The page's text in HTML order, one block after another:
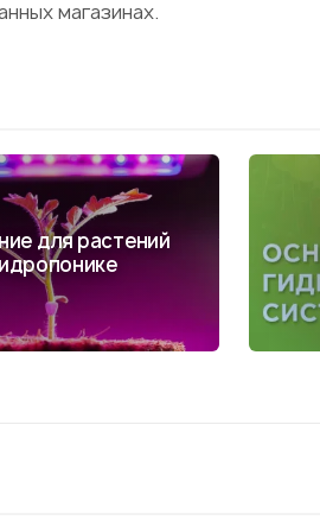
магазинах.
для растений